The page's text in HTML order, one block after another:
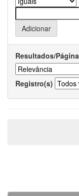
Resultados/Página
Registro(s)